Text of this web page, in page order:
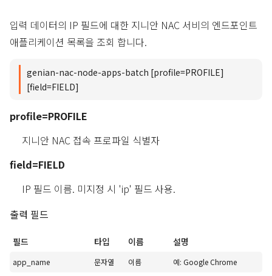
입력 데이터의 IP 필드에 대한 지니안 NAC 서비의 엔드포인트
애플리케이션 목록을 조회 합니다.
genian-nac-node-apps-batch [profile=PROFILE]
[field=FIELD]
profile=PROFILE
지니안 NAC 접속 프로파일 식별자
field=FIELD
IP 필드 이름. 미지정 시 'ip' 필드 사용.
출력 필드
필드 타입 이름 설명
app_name 문자열 이름 예: Google Chrome